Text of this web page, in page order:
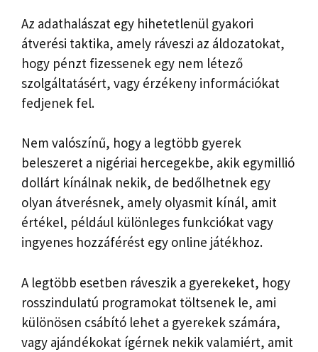
Az adathalászat egy hihetetlenül gyakori
átverési taktika, amely ráveszi az áldozatokat,
hogy pénzt fizessenek egy nem létező
szolgáltatásért, vagy érzékeny információkat
fedjenek fel.
Nem valószínű, hogy a legtöbb gyerek
beleszeret a nigériai hercegekbe, akik egymillió
dollárt kínálnak nekik, de bedőlhetnek egy
olyan átverésnek, amely olyasmit kínál, amit
értékel, például különleges funkciókat vagy
ingyenes hozzáférést egy online játékhoz.
A legtöbb esetben ráveszik a gyerekeket, hogy
rosszindulatú programokat töltsenek le, ami
különösen csábító lehet a gyerekek számára,
vagy ajándékokat ígérnek nekik valamiért, amit